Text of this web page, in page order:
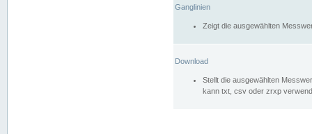
Ganglinien
Zeigt die ausgewählten
Download
Stellt die ausgewählten
kann txt, csv oder zrxp